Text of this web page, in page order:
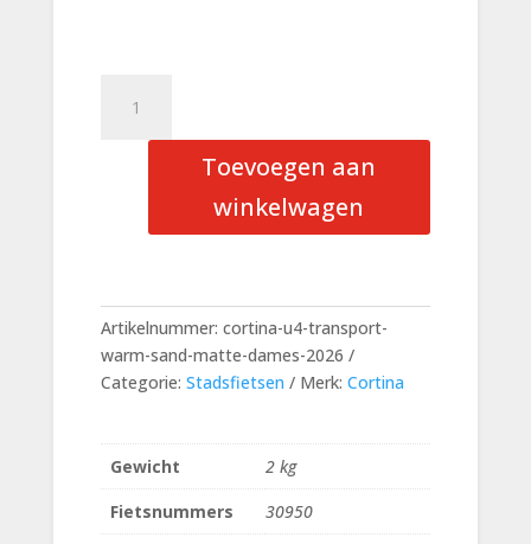
Transport
Toevoegen aan
winkelwagen
Artikelnummer: cortina-u4-transport-
warm-sand-matte-dames-2026
Categorie: Stadsfietsen Merk: Cortina
Gewicht
2 kg
Fietsnummers
30950